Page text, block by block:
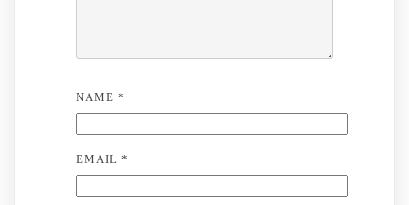
NAME *
EMAIL *